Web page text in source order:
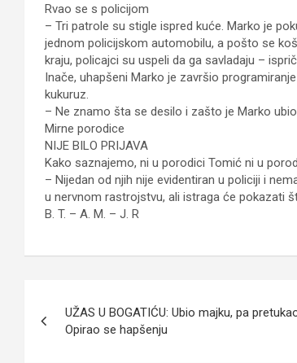
Rvao se s policijom
– Tri patrole su stigle ispred kuće. Marko je
jednom policijskom automobilu, a pošto se
kraju, policajci su uspeli da ga savladaju –
Inače, uhapšeni Marko je završio
kukuruz.
– Ne znamo šta se desilo i zašto je Marko
Mirne porodice
NIJE BILO PRIJAVA
Kako saznajemo, ni u porodici Tomić ni u
– Nijedan od njih nije evidentiran u policiji i
u nervnom rastrojstvu, ali istraga će pokazati
B. T. – A. M. – J. R
чланка
UŽAS U BOGATIĆU: Ubio majku, pa
Opirao se hapšenju